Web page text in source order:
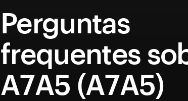
Perguntas
frequentes
A7A5 (A7A5)